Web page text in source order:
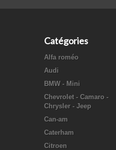
Catégories
Alfa roméo
Audi
BMW - Mini
Chevrolet - Camaro -
Chrysler - Jeep
Can-am
Caterham
Citroen